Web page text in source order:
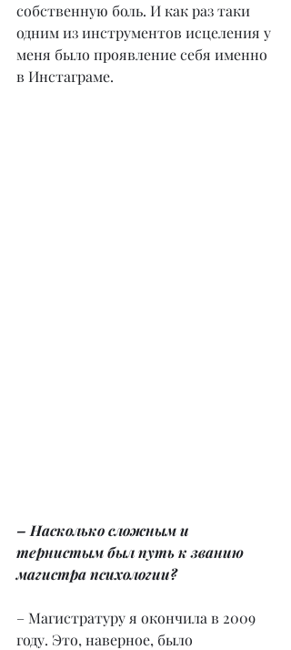
собственную боль. И как раз таки
одним из инструментов исцеления у
меня было проявление себя именно
в Инстаграме.
– Насколько сложным и
тернистым был путь к званию
магистра психологии?
– Магистратуру я окончила в 2009
году. Это, наверное, было